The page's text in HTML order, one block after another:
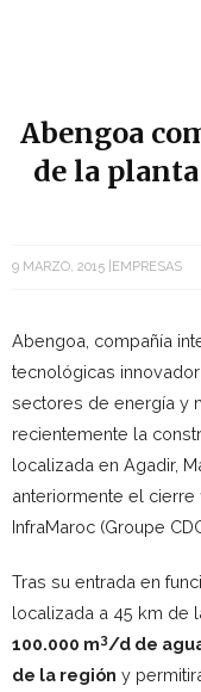
Abengoa
de la
9 MARZO, 2015 EMPRESAS
Abengoa, compañía
tecnológicas
sectores de energía y
recientemente la
localizada en Agadir,
anteriormente el cierre
InfraMaroc (Groupe
Tras su entrada en
localizada a 45 km de
100.000 m3/d de
de la región y